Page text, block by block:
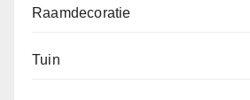
Raamdecoratie
Tuin